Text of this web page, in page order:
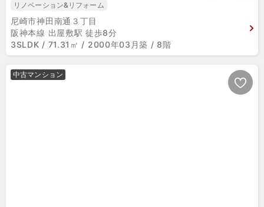
リノベーション&リフォーム
尼崎市神田南通３丁目
阪神本線 出屋敷駅 徒歩8分
3SLDK / 71.31㎡ / 2000年03月築 / 8階
中古マンション